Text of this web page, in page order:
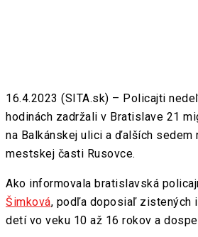
16.4.2023 (SITA.sk) – Policajti
hodinách zadržali v Bratislave 21
na Balkánskej ulici a ďalších sedem
mestskej časti Rusovce.
Ako informovala bratislavská
Šimková, podľa doposiaľ zistených
detí vo veku 10 až 16 rokov a